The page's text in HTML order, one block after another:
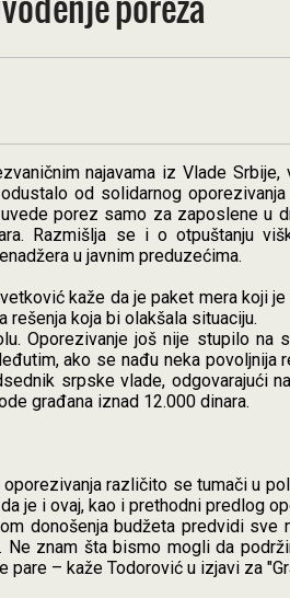
najavama iz Vlade
od solidarnog
porez samo za zaposlene u
Razmišlja se i o otpuštanju
u javnim preduzećima.
kaže da je paket mera koji
rešenja koja bi olakšala situaciju.
Oporezivanje još nije stupilo na
ako se nađu neka
srpske vlade, odgovarajući
građana iznad 12.000 dinara.
različito se tumači u
je i ovaj, kao i prethodni predlog
donošenja budžeta predvidi
Ne znam šta bismo mogli da
pare – kaže Todorović u izjavi za